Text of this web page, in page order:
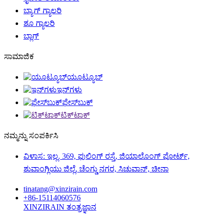
ಬ್ಯಾಗ್ ಗ್ಯಾಲರಿ
ಶೂ ಗ್ಯಾಲರಿ
ಬ್ಲಾಗ್
ಸಾಮಾಜಿಕ
ಯೂಟ್ಯೂಬ್
ಇನ್‌ಗಳು
ಫೇಸ್‌ಬುಕ್
ಟಿಕ್‌ಟಾಕ್
ನಮ್ಮನ್ನು ಸಂಪರ್ಕಿಸಿ
ವಿಳಾಸ: ಇಲ್ಲ. 369, ಫುಲಿಂಗ್ ರಸ್ತೆ, ಜಿಯಾಲೊಂಗ್ ಪೋರ್ಟ್,
ಶುವಾಂಗ್ಲಿಯು ಜಿಲ್ಲೆ, ಚೆಂಗ್ಡು ನಗರ, ಸಿಚುವಾನ್, ಚೀನಾ
tinatang@xinzirain.com
+86-15114060576
XINZIRAIN ತಂತ್ರಜ್ಞಾನ